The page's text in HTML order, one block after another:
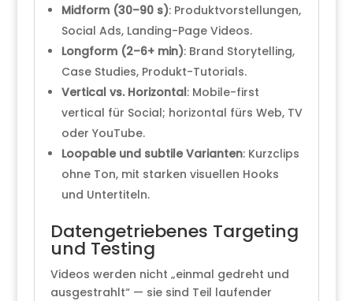
Midform (30–90 s): Produktvorstellungen,
Social Ads, Landing-Page Videos.
Longform (2–6+ min): Brand Storytelling,
Case Studies, Produkt-Tutorials.
Vertical vs. Horizontal: Mobile-first
vertical für Social; horizontal fürs Web, TV
oder YouTube.
Loopable und subtile Varianten: Kurzclips
ohne Ton, mit starken visuellen Hooks
und Untertiteln.
Datengetriebenes Targeting
und Testing
Videos werden nicht „einmal gedreht und
ausgestrahlt“ — sie sind Teil laufender